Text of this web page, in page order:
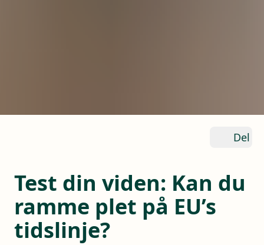
Del
Test din viden: Kan du
ramme plet på EU’s
tidslinje?